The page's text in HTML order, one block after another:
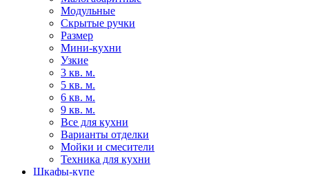
Модульные
Скрытые ручки
Размер
Мини-кухни
Узкие
3 кв. м.
5 кв. м.
6 кв. м.
9 кв. м.
Все для кухни
Варианты отделки
Мойки и смесители
Техника для кухни
Шкафы-купе